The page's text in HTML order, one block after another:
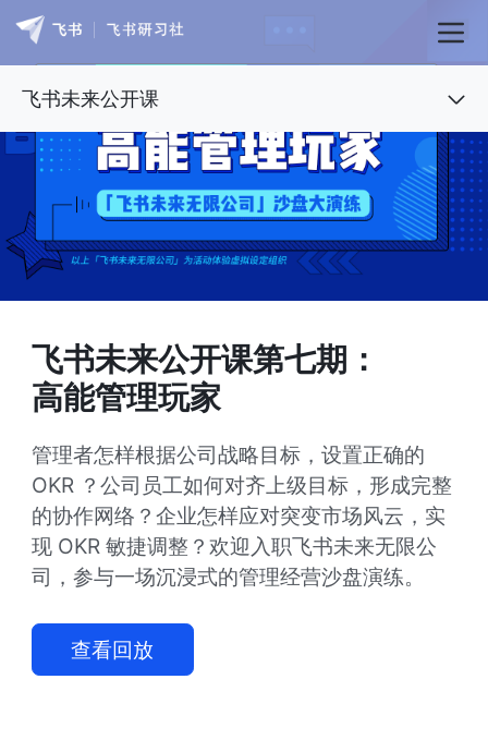
飞书未来公开课
飞书未来公开课第七期：
高能管理玩家
管理者怎样根据公司战略目标，设置正确的
OKR ？公司员工如何对齐上级目标，形成完整
的协作网络？企业怎样应对突变市场风云，实
现 OKR 敏捷调整？欢迎入职飞书未来无限公
司，参与一场沉浸式的管理经营沙盘演练。
查看回放